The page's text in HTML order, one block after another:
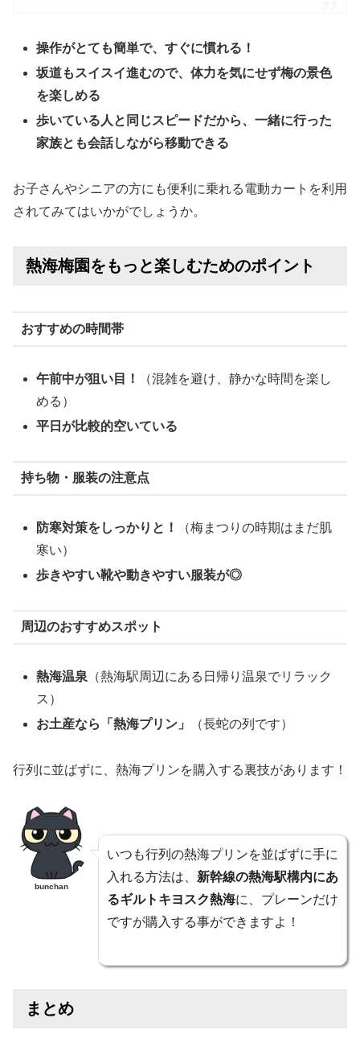
操作がとても簡単で、すぐに慣れる！
坂道もスイスイ進むので、体力を気にせず梅の景色
を楽しめる
歩いている人と同じスピードだから、一緒に行った
家族とも会話しながら移動できる
お子さんやシニアの方にも便利に乗れる電動カートを利用
されてみてはいかがでしょうか。
熱海梅園をもっと楽しむためのポイント
おすすめの時間帯
午前中が狙い目！
（混雑を避け、静かな時間を楽し
める）
平日が比較的空いている
持ち物・服装の注意点
防寒対策をしっかりと！
（梅まつりの時期はまだ肌
寒い）
歩きやすい靴や動きやすい服装が◎
周辺のおすすめスポット
熱海温泉 （熱海駅周辺にある日帰り温泉でリラック
ス）
お土産なら「熱海プリン」
（長蛇の列です）
行列に並ばずに、熱海プリンを購入する裏技があります！
bunchan
いつも行列の熱海プリンを並ばずに手に
入れる方法は、 新幹線の熱海駅構内にあ
るギルトキヨスク熱海に、プレーンだけ
ですが購入する事ができますよ！
まとめ